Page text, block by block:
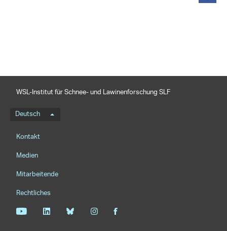
WSL-Institut für Schnee- und Lawinenforschung SLF
Sprachmenü
Deutsch
Footernavigation
Kontakt
Medien
Mitarbeitende
Rechtliches